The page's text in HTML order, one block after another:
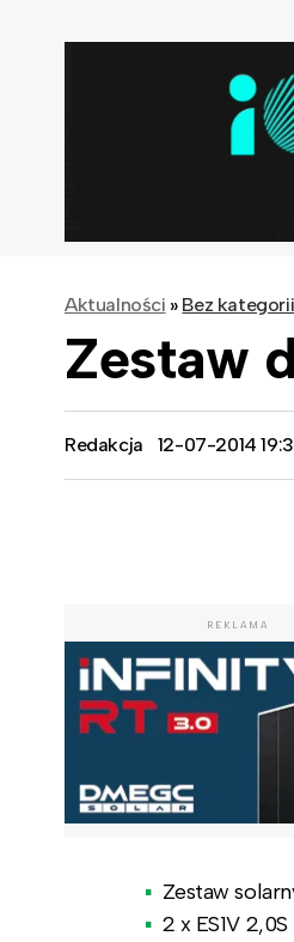
Aktualności » Bez kategorii
Zestaw
Redakcja 12-07-2014
REKLAMA
Zestaw
2 x ES1V